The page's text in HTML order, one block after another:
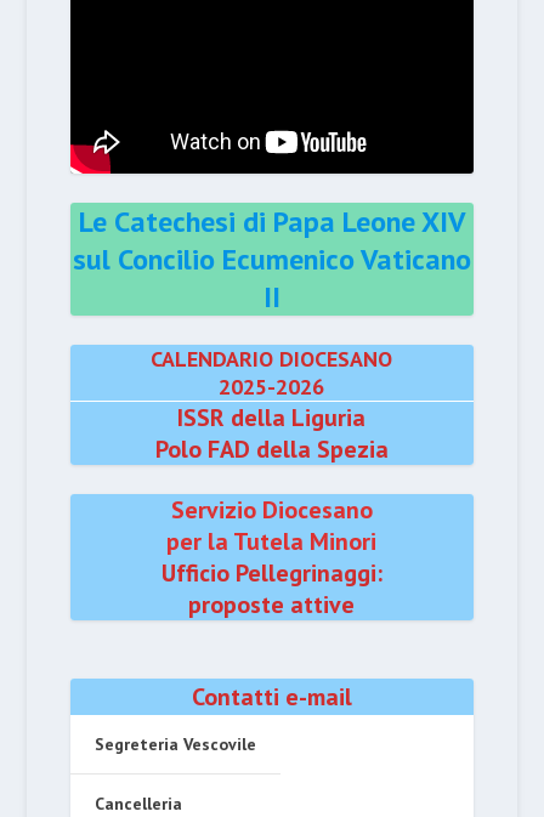
Le Catechesi di Papa Leone XIV
sul Concilio Ecumenico Vaticano
II
CALENDARIO DIOCESANO
2025-2026
ISSR della Liguria
Polo FAD della Spezia
Servizio Diocesano
per la Tutela Minori
Ufficio Pellegrinaggi:
proposte attive
Contatti e-mail
Segreteria Vescovile
Cancelleria